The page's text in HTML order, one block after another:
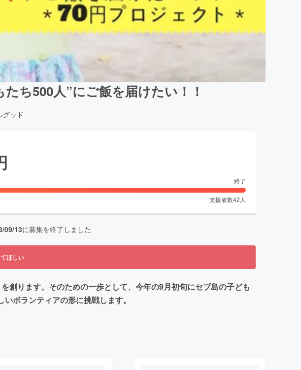
ち500人”にご飯を届けたい！！
グッド
終了
支援者数42 人
09/13に募集を終了しました
ほしい
創ります。そのための一歩として、今年の9月初旬にセブ島の子ども
ボランティアの形に挑戦します。